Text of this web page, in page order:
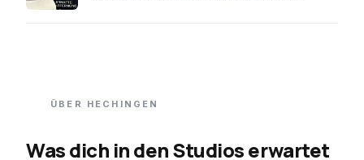
ÜBER HECHINGEN
Was dich in den Studios erwartet